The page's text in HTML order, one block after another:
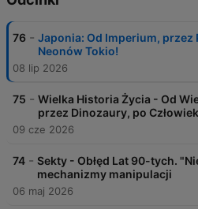
76 - Japonia: Od Imperium, przez
Neonów Tokio!
08 lip 2026
75 - Wielka Historia Życia - Od
przez Dinozaury, po
09 cze 2026
74 - Sekty - Obłęd Lat 90-tych.
mechanizmy manipulacji
06 maj 2026